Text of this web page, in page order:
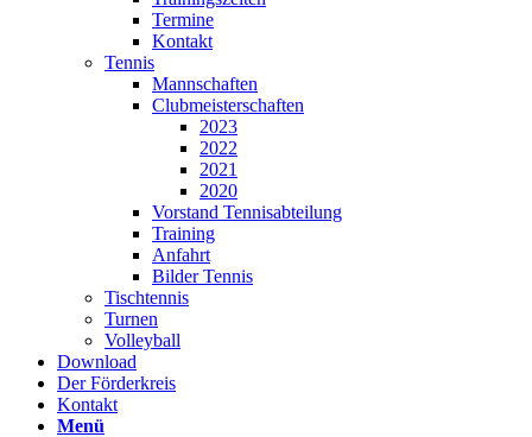
Termine
Kontakt
Tennis
Mannschaften
Clubmeisterschaften
2023
2022
2021
2020
Vorstand Tennisabteilung
Training
Anfahrt
Bilder Tennis
Tischtennis
Turnen
Volleyball
Download
Der Förderkreis
Kontakt
Menü